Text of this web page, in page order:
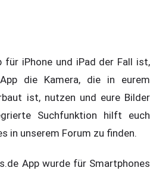
für iPhone und iPad der Fall ist,
die Kamera, die in eurem
ist, nutzen und eure Bilder
Suchfunktion hilft euch
in unserem Forum zu finden.
App wurde für Smartphones